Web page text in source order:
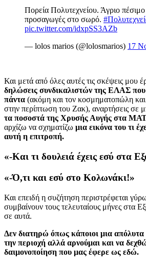
Πορεία Πολυτεχνείου. Άγριο
προσαγωγές στο σωρό.
pic.twitter.com/idxpSS3AZb
— lolos marios (@lolosmarios) 17
Και μετά από όλες αυτές τις σκέψεις μου
δηλώσεις συνδικαλιστών της ΕΛΑΣ που
πάντα (ακόμη και τον κοσμηματοπώλη και
στην περίπτωση του Ζακ), αναρτήσεις σε
τα ποσοστά της Χρυσής Αυγής στα
αρχίζω να σχηματίζω μια εικόνα του τι
αυτή η επιτροπή.
«-Και τι δουλειά έχεις εσύ στα
«-Ό,τι και εσύ στο Κολωνάκι!»
Και επειδή η συζήτηση περιστρέφεται
συμβαίνουν τους τελευταίους μήνες στα
σε αυτά.
Δεν διατηρώ όπως κάποιοι μια απόλυτα
την περιοχή αλλά αρνούμαι και να
δαιμονοποίηση που μας έφερε ως εδώ.